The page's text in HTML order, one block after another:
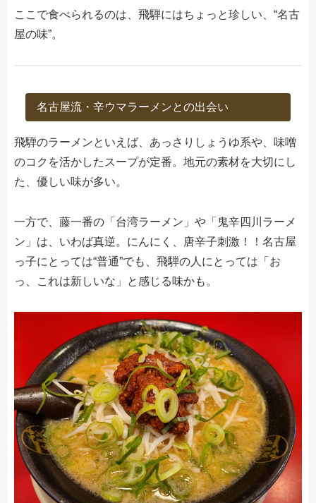
ここで食べられるのは、飛騨にはちょっと珍しい、“名古
屋の味”。
名古屋流・辛ウマラーメンとの出会い
飛騨のラーメンといえば、あっさりしょうゆ系や、味噌
のコクを活かしたスープが定番。地元の素材を大切にし
た、優しい味が多い。
一方で、藤一番の「台湾ラーメン」や「鬼辛四川ラーメ
ン」は、いわば真逆。にんにく、唐辛子刺激！！名古屋
っ子にとっては“普通”でも、飛騨の人にとっては「お
っ、これは新しいな」と感じる味かも。